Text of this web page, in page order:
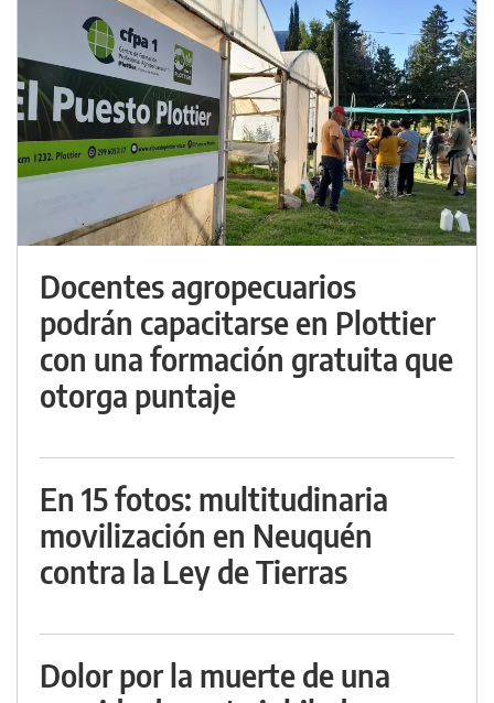
Docentes agropecuarios
podrán capacitarse en Plottier
con una formación gratuita que
otorga puntaje
En 15 fotos: multitudinaria
movilización en Neuquén
contra la Ley de Tierras
Dolor por la muerte de una